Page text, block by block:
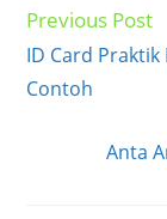
Read
articles
Previous Post
ID Card Praktik
Contoh
Anta